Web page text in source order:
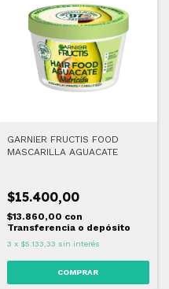
GARNIER FRUCTIS FOOD
MASCARILLA AGUACATE
$15.400,00
$13.860,00 con
Transferencia o depósito
3 x $5.133,33 sin interés